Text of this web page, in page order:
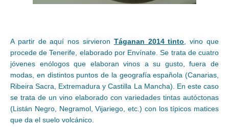
A partir de aquí nos sirvieron Táganan 2014 tinto , vino que
procede de Tenerife, elaborado por Envínate. Se trata de cuatro
jóvenes enólogos que elaboran vinos a su gusto, fuera de
modas, en distintos puntos de la geografía española (Canarias,
Ribeira Sacra, Extremadura y Castilla La Mancha). En este caso
se trata de un vino elaborado con variedades tintas autóctonas
(Listán Negro, Negramol, Vijariego, etc.) con los típicos matices
que da el suelo volcánico.